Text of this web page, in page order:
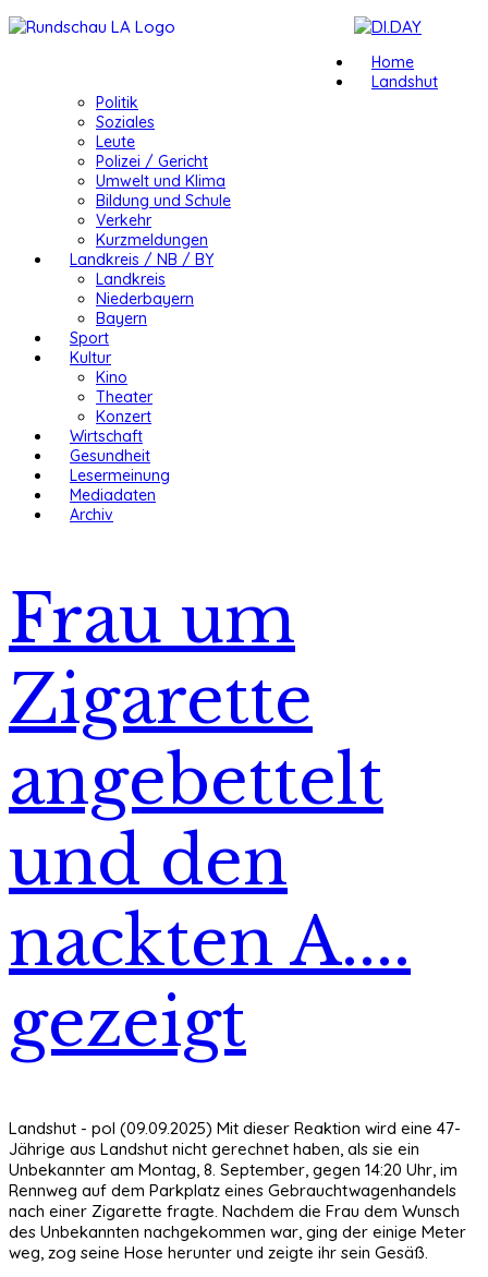
Home
Landshut
Politik
Soziales
Leute
Polizei / Gericht
Umwelt und Klima
Bildung und Schule
Verkehr
Kurzmeldungen
Landkreis / NB / BY
Landkreis
Niederbayern
Bayern
Sport
Kultur
Kino
Theater
Konzert
Wirtschaft
Gesundheit
Lesermeinung
Mediadaten
Archiv
Frau um
Zigarette
angebettelt
und den
nackten A....
gezeigt
Landshut - pol (09.09.2025) Mit dieser Reaktion wird eine 47-
Jährige aus Landshut nicht gerechnet haben, als sie ein
Unbekannter am Montag, 8. September, gegen 14:20 Uhr, im
Rennweg auf dem Parkplatz eines Gebrauchtwagenhandels
nach einer Zigarette fragte. Nachdem die Frau dem Wunsch
des Unbekannten nachgekommen war, ging der einige Meter
weg, zog seine Hose herunter und zeigte ihr sein Gesäß.